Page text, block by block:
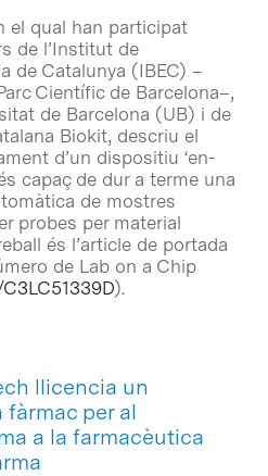
el qual han participat
de l’Institut de
de Catalunya (IBEC) –
Científic de Barcelona–,
de Barcelona (UB) i de
Biokit, descriu el
d’un dispositiu ‘en-
capaç de dur a terme una
de mostres
probes per material
és l’article de portada
de Lab on a Chip
).
llicencia un
per al
a la farmacèutica